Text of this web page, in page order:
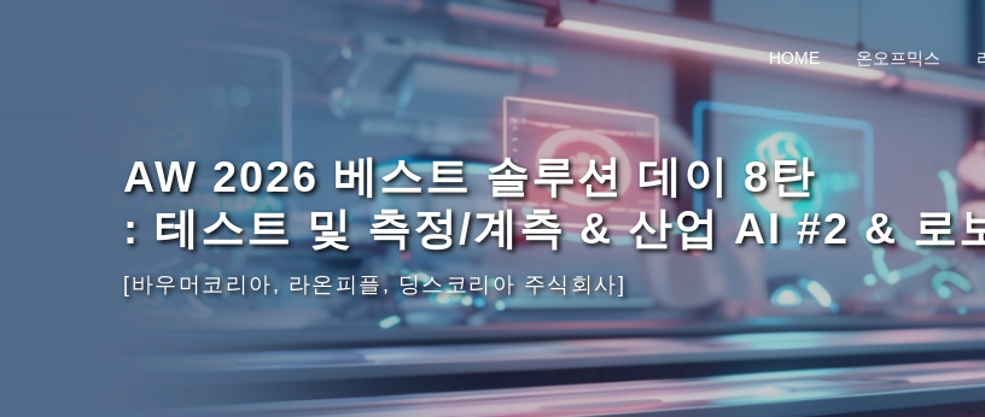
HOME 온오프믹스
AW 2026 베스트 솔루션 데이 8탄
: 테스트 및 측정/계측 & 산업 AI #2 & 로
[바우머코리아, 라온피플, 딩스코리아 주식회사]